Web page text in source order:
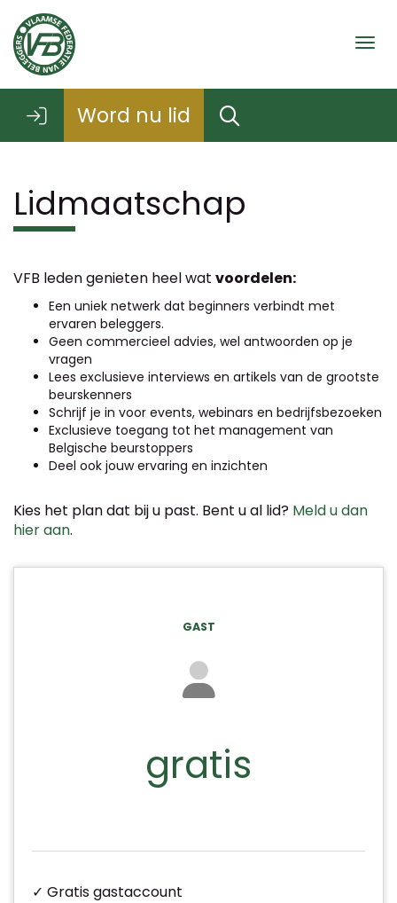
Word nu lid
Lidmaatschap
VFB leden genieten heel wat voordelen:
Een uniek netwerk dat beginners verbindt met
ervaren beleggers.
Geen commercieel advies, wel antwoorden op je
vragen
Lees exclusieve interviews en artikels van de grootste
beurskenners
Schrijf je in voor events, webinars en bedrijfsbezoeken
Exclusieve toegang tot het management van
Belgische beurstoppers
Deel ook jouw ervaring en inzichten
Kies het plan dat bij u past. Bent u al lid? Meld u dan
hier aan.
GAST
gratis
✓ Gratis gastaccount